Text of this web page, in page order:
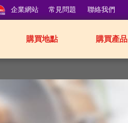
企業網站 常見問題 聯絡我們
購買地點 購買產品